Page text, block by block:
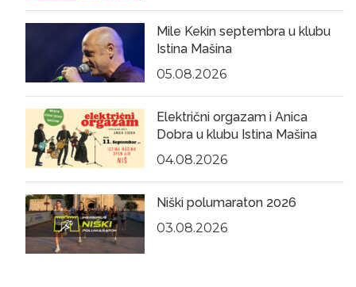
Mile Kekin septembra u klubu
Istina Mašina
05.08.2026
Električni orgazam i Anica
Dobra u klubu Istina Mašina
04.08.2026
Niški polumaraton 2026
03.08.2026